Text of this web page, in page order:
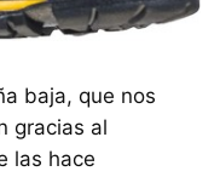
baja, que nos
gracias al
las hace